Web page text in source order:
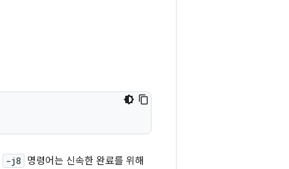
-j8 명령어는 신속한 완료를 위해